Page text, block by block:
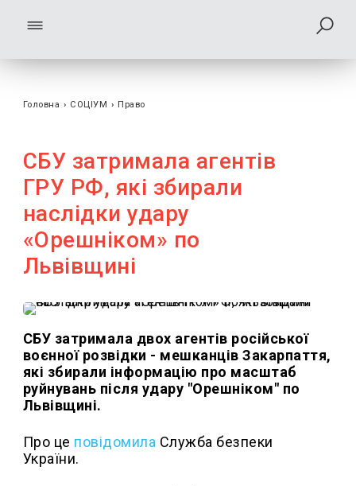
Головна › СОЦІУМ › Право
СБУ затримала агентів
ГРУ РФ, які збирали
наслідки удару
«Орешніком» по
Львівщині
СБУ затримала двох агентів російської
воєнної розвідки - мешканців Закарпаття,
які збирали інформацію про масштаб
руйнувань після удару "Орешніком" по
Львівщині.
Про це повідомила Служба безпеки
України.